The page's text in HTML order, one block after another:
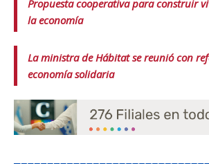
Propuesta cooperativa para construir
la economía
La ministra de Hábitat se reunió con
economía solidaria